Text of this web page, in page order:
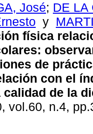
José; DE LA
y
física
:
de
con el
de la
vol.60, n.4,